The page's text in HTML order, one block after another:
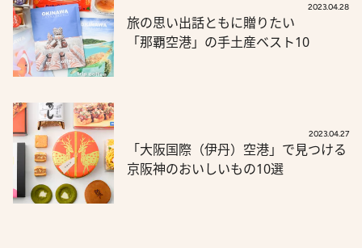
2023.04.28
旅の思い出話ともに贈りたい
「那覇空港」の手土産ベスト10
2023.04.27
「大阪国際（伊丹）空港」で見つける
京阪神のおいしいもの10選